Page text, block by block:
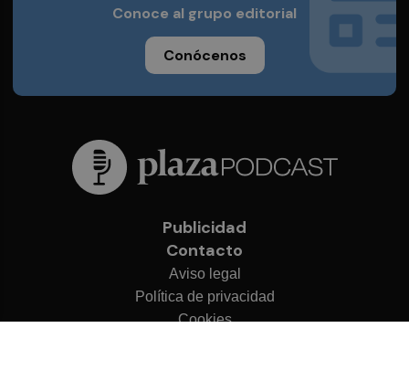
Conoce al grupo editorial
Conócenos
Publicidad
Contacto
Aviso legal
Política de privacidad
Cookies